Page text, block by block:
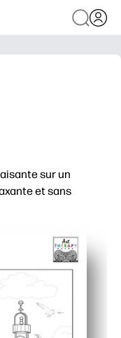
sur un
et sans
: il suffit
attire tous les âges
les sorties